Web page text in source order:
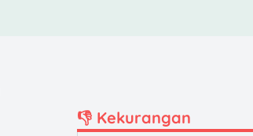
👎 Kekurangan